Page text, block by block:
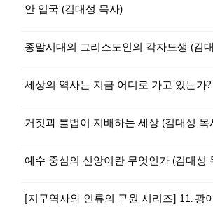
안 입국 (김대성 목사)
종말시대의 그리스도인의 각자도생 (김
세상의 역사는 지금 어디로 가고 있는가
거짓과 불법이 지배하는 세상 (김대성 목
예수 중심의 신앙이란 무엇인가 (김대성
[지구역사와 인류의 구원 시리즈] 11. 광